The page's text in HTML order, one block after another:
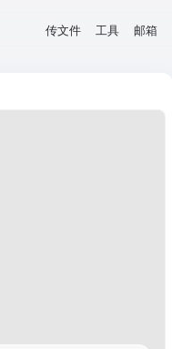
传文件 工具 邮箱